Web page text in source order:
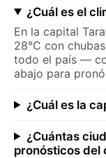
¿Cuál es el
En la capital
28°C con
todo el país —
abajo para
¿Cuál es la
¿Cuántas
pronósticos del